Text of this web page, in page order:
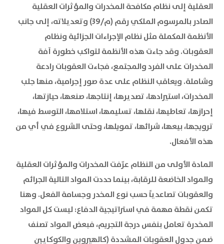
العقلية إلى نظام مكافحة المخدرات والمؤثرات العقلية
الصادر بالمرسوم الملكي رقم (م/39) وتعديلاته، إلى جانب
الأنظمة المكملة مثل نظام الإجراءات الجزائية ونظام
العقوبات. وقد جاءت هذه الأنظمة لتواكب خطورة آفة
المخدرات على الفرد والمجتمع، فجاءت العقوبات رادعة
وشاملة. ويعاقب النظام على عدة صور إجرامية، منها جلب
المخدرات، استيرادها، تصديرها، إنتاجها، صنعها، حيازتها،
إحرازها، تعاطيها، نقلها، تسليمها، استلامها، التوسط فيها،
ترويجها، بيعها، شرائها، تمويلها، وحتى الشروع في أي من
هذه الأفعال.
المادة الأولى من النظام عرّفت المخدرات والمؤثرات العقلية
والمواد الخاضعة للرقابة، بينما حددت المواد التالية الجرائم
والعقوبات تصاعدياً حسب نوع المخدر وجسامة الفعل. وهنا
تكمن نقطة مهمة في استراتيجية الدفاع: ليست كل المواد
المخدرة تعامل بنفس درجة التجريم، فبعض المواد تصنف
ضمن جدول العقوبات المشددة (كالهيروين والكوكايين